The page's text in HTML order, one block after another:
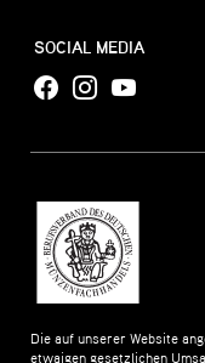
SOCIAL MEDIA
Die auf unserer Website
etwaigen gesetzlichen